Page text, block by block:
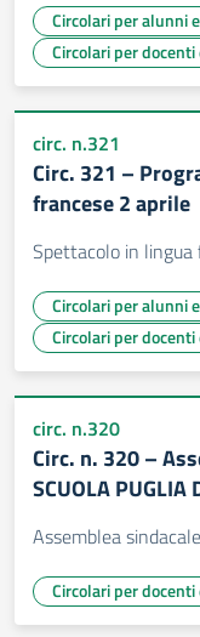
Circolari per alunni
Circolari per docenti
circ. n.321
Circ. 321 –
francese 2 aprile
Spettacolo in
Circolari per alunni
Circolari per docenti
circ. n.320
Circ. n. 320 –
SCUOLA
Assemblea
Circolari per docenti